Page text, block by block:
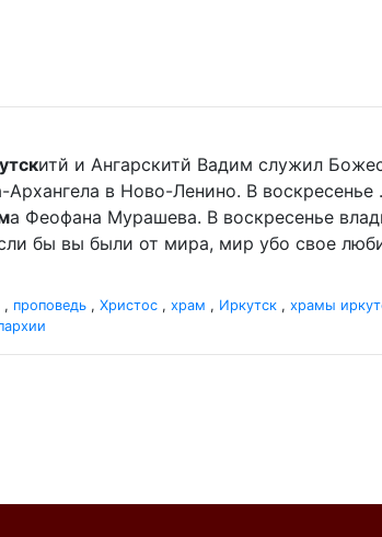
итй и Ангарскитй Вадим служил
Архангела в Ново-Ленино. В
а Феофана Мурашева. В воскресенье
бы вы были от мира, мир убо свое
, проповедь , Христос , храм , Иркутск , храмы